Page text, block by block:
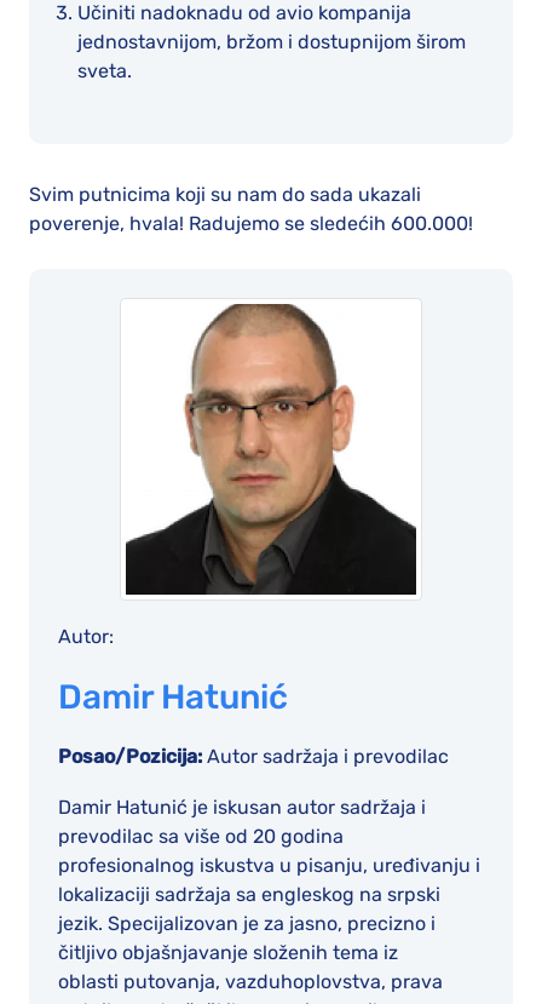
Učiniti nadoknadu od avio kompanija
jednostavnijom, bržom i dostupnijom širom
sveta.
Svim putnicima koji su nam do sada ukazali
poverenje, hvala! Radujemo se sledećih 600.000!
Autor:
Damir Hatunić
Posao/Pozicija: Autor sadržaja i prevodilac
Damir Hatunić je iskusan autor sadržaja i
prevodilac sa više od 20 godina
profesionalnog iskustva u pisanju, uređivanju i
lokalizaciji sadržaja sa engleskog na srpski
jezik. Specijalizovan je za jasno, precizno i
čitljivo objašnjavanje složenih tema iz
oblasti putovanja, vazduhoplovstva, prava